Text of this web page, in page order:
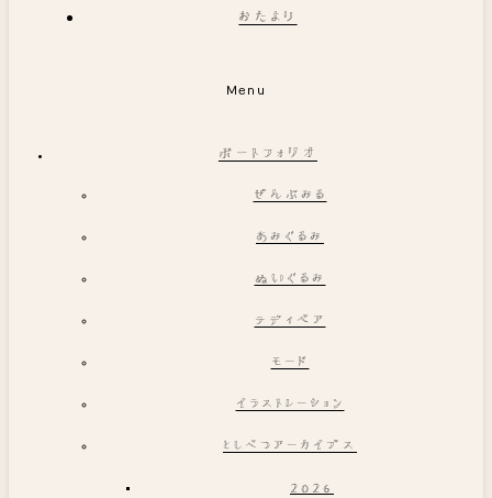
おたより
Menu
ポートフォリオ
ぜんぶみる
あみぐるみ
ぬいぐるみ
テディベア
モード
イラストレーション
としべつアーカイブス
2026